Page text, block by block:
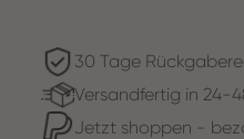
30 Tage
Versandfertig in 24-
Jetzt shoppen -